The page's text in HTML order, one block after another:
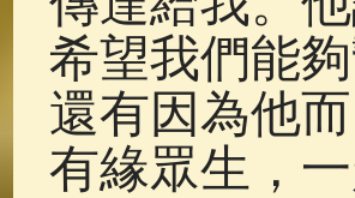
希望我們能
還有因為他
有緣眾生，